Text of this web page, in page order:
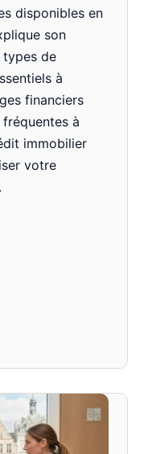
disponibles en
son
de
à
financiers
à
immobilier
votre